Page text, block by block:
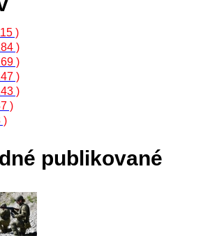
)
)
)
)
)
)
)
publikované